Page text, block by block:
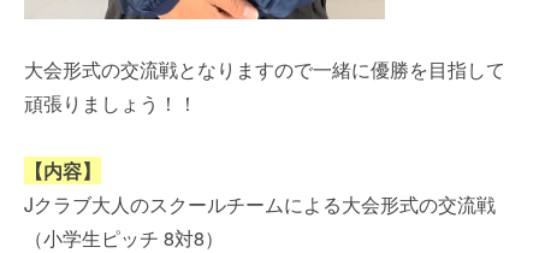
大会形式の交流戦となりますので一緒に優勝を目指して
頑張りましょう！！
【内容】
Jクラブ大人のスクールチームによる大会形式の交流戦
（小学生ピッチ 8対8）